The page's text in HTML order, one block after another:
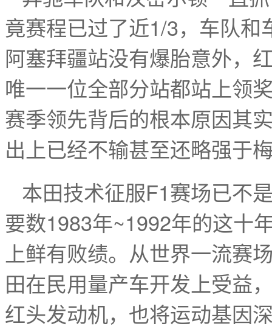
竟赛程已过了近1/3，车队
阿塞拜疆站没有爆胎意外，
唯一一位全部分站都站上领
赛季领先背后的根本原因其
出上已经不输甚至还略强于
本田技术征服F1赛场已不
要数1983年~1992年的这十
上鲜有败绩。从世界一流赛
田在民用量产车开发上受益
红头发动机，也将运动基因